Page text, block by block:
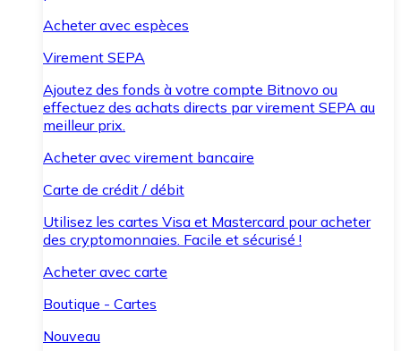
Acheter avec espèces
Virement SEPA
Ajoutez des fonds à votre compte Bitnovo ou
effectuez des achats directs par virement SEPA au
meilleur prix.
Acheter avec virement bancaire
Carte de crédit / débit
Utilisez les cartes Visa et Mastercard pour acheter
des cryptomonnaies. Facile et sécurisé !
Acheter avec carte
Boutique - Cartes
Nouveau